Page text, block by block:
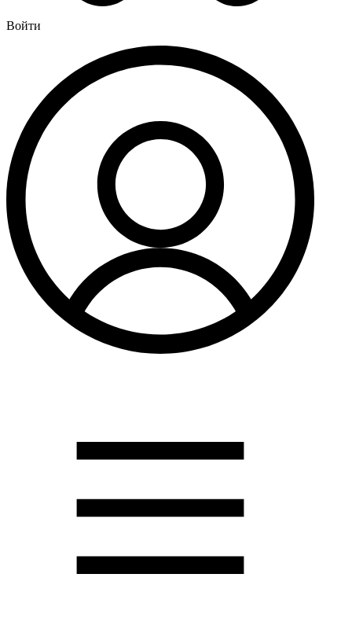
Войти
Магистральные фильтры для воды
Фильтры для воды под мойку
Водоснабжение
Кран шаровый
Крепеж для монтажных труб
Металлопластиковые трубы и фитинги (обжим евростандарт)
Развернуть
Душевые кабины и комплектующие
Душевые двери
Душевые кабины
Душевые перегородки
Развернуть (2)
Задвижки и комплектующие
Задвижки. краны шар. . фланцы
Канализация
Котлы отопительные